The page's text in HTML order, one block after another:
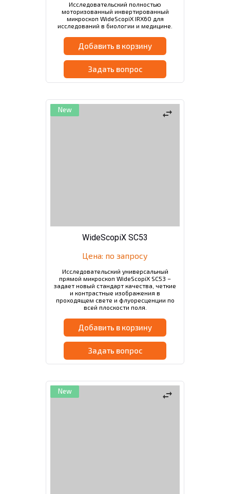
Исследовательский полностью
моторизованный инвертированный
микроскоп WideScopiX IRX60 для
исследований в биологии и медицине.
Добавить в корзину
Задать вопрос
swap_horiz
New
WideScopiX SC53
Цена: по запросу
Исследовательский универсальный
прямой микроскоп WideScopiX SC53 –
задает новый стандарт качества, четкие
и контрастные изображения в
проходящем свете и флуоресценции по
всей плоскости поля.
Добавить в корзину
Задать вопрос
swap_horiz
New